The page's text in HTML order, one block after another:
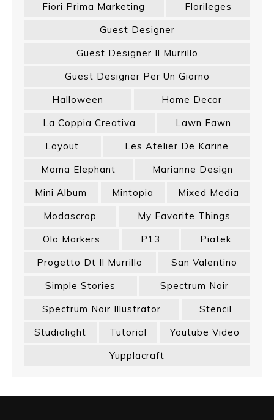
Fiori Prima Marketing
Florileges
Guest Designer
Guest Designer Il Murrillo
Guest Designer Per Un Giorno
Halloween
Home Decor
La Coppia Creativa
Lawn Fawn
Layout
Les Atelier De Karine
Mama Elephant
Marianne Design
Mini Album
Mintopia
Mixed Media
Modascrap
My Favorite Things
Olo Markers
P13
Piatek
Progetto Dt Il Murrillo
San Valentino
Simple Stories
Spectrum Noir
Spectrum Noir Illustrator
Stencil
Studiolight
Tutorial
Youtube Video
Yupplacraft